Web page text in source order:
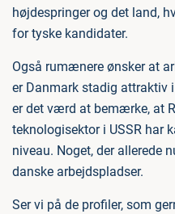
højdespringer og det land,
for tyske kandidater.
Også rumænere ønsker at
er Danmark stadig attraktiv
er det værd at bemærke, at
teknologisektor i USSR har
niveau. Noget, der allerede
danske arbejdspladser.
Ser vi på de profiler, som